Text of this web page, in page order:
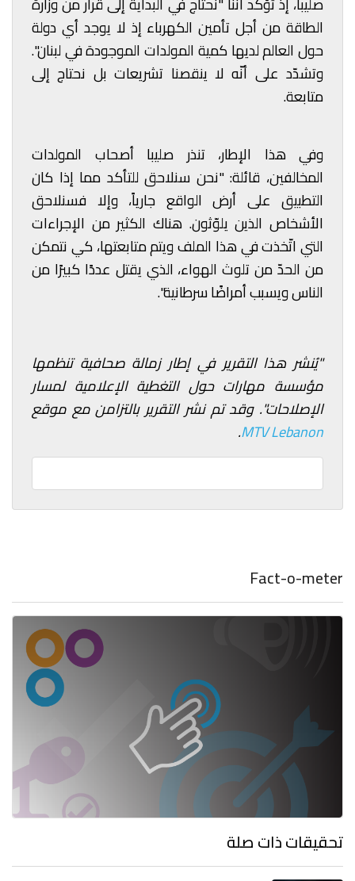
الطاقة من أجل تأمين الكهرباء إذ لا يوجد أي دولة
حول العالم لديها كمية المولدات الموجودة في لبنان".
وتشدّد على أنّه لا ينقصنا تشريعات بل نحتاج إلى
متابعة.
وفي هذا الإطار، تنذر صليبا أصحاب المولدات
المخالفين، قائلة: "نحن سنلاحق للتأكد مما إذا كان
التطبيق على أرض الواقع جارياً، وإلا فسنلاحق
الأشخاص الذين يلوّثون. هناك الكثير من الإجراءات
التي اتّخذت في هذا الملف ويتم متابعتها، كي نتمكن
من الحدّ من تلوث الهواء، الذي يقتل عددًا كبيرًا من
الناس ويسبب أمراضًا سرطانية".
"يُنشر هذا التقرير في إطار زمالة صحافية تنظمها
مؤسسة مهارات حول التغطية الإعلامية لمسار
الإصلاحات". وقد تم نشر التقرير بالتزامن مع موقع
MTV Lebanon
.
Fact-o-meter
تحقيقات ذات صلة